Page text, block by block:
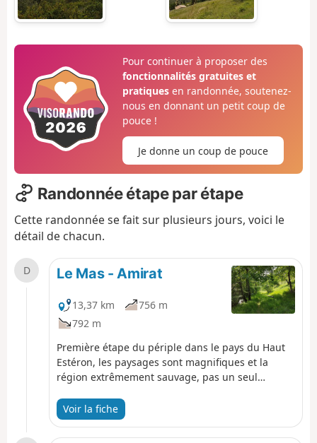
Pour continuer à proposer des
fonctionnalités gratuites et
pratiquesen randonnée, soutenez-
nous en donnant un petit coup de
pouce !
Je donne un coup de pouce
Randonnée étape par étape
Cette randonnée se fait sur plusieurs jours, voici le
détail de chacun.
D Le Mas - Amirat
13,37 km
756 m
792 m
Première étape du périple dans le pays du Haut
Estéron, les paysages sont magnifiques et la
région extrêmement sauvage, pas un seul
bien tracés. On partira du village du Mas pour
rejoindre Amirat (gîte communal) en passant par
la montagne de Charamel et le village des
Voir la fiche